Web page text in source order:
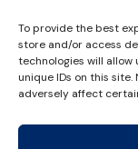
To provide the best
store and/or access
technologies will allow
unique IDs on this
adversely affect
CONTACTE
+34 934 486
cel@laieta.cat